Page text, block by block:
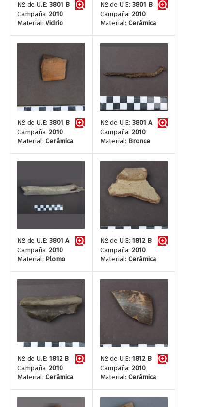
Nº de U.E: 3801 B
Campaña: 2010
Material: Vidrio
Nº de U.E: 3801 B
Campaña: 2010
Material: Cerámica
Nº de U.E: 3801 B
Campaña: 2010
Material: Cerámica
Nº de U.E: 3801 A
Campaña: 2010
Material: Bronce
Nº de U.E: 3801 A
Campaña: 2010
Material: Plomo
Nº de U.E: 1812 B
Campaña: 2010
Material: Cerámica
Nº de U.E: 1812 B
Campaña: 2010
Material: Cerámica
Nº de U.E: 1812 B
Campaña: 2010
Material: Cerámica